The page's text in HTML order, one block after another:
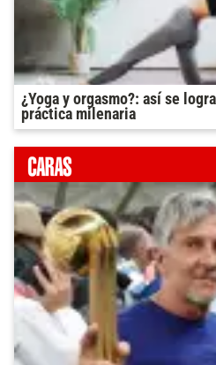
¿Yoga y orgasmo?: así se
práctica milenaria